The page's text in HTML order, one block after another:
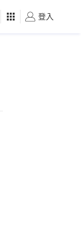
好食玩飛
登入